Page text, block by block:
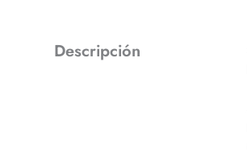
Descripción